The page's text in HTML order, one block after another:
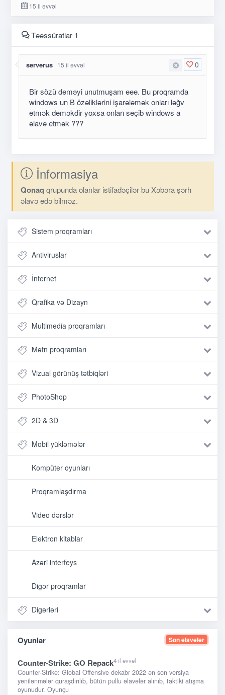
15 il əvvəl
Təəssüratlar 1
0
serverus 15 il əvvəl
Bir sözü deməyi unutmuşam eee. Bu proqramda
windows un В özəliklərini işarələmək onları ləğv
etmək deməkdir yoxsa onları seçib windows a
əlavə etmək ???
İnformasiya
Qonaq qrupunda olanlar istifadəçilər bu Xəbəra şərh
əlavə edə bilməz.
Sistem proqramları
Antiviruslar
İnternet
Qrafika və Dizayn
Multimedia proqramları
Mətn proqramları
Vizual görünüş tətbiqləri
PhotoShop
2D & 3D
Mobil yükləmələr
Kompüter oyunları
Proqramlaşdırma
Video dərslər
Elektron kitablar
Azəri interfeys
Digər proqramlar
Digərləri
Oyunlar Son əlavələr
Counter-Strike: GO Repack4 il əvvəl
Counter-Strike: Global Offensive dekabr 2022 ən son versiya
yenilənmələr quraşdırılıb, bütün pullu əlavələr alınıb, taktiki atışma
oyunudur. Oyunçu